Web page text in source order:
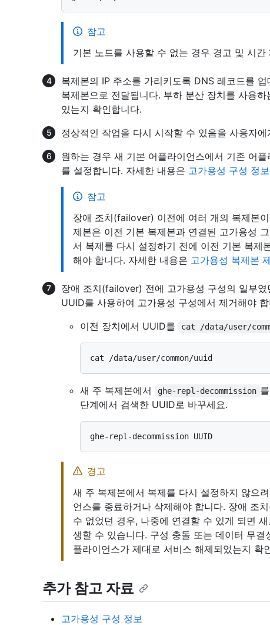
참고
기본 노드를 사용할 수 없는 경우 경고 및 시
복제본의 IP 주소를 가리키도록 DNS 레코드를
복제본으로 전달됩니다. 부하 분산 장치를 사용
있는지 확인합니다.
정상적인 작업을 다시 시작할 수 있음을 사용자에
원하는 경우 새 기본 어플라이언스에서 기존 어
를 설정합니다. 자세한 내용은 고가용성 구성 정보
참고
장애 조치(failover) 이전에 여러 개의 복제본
제본은 이전 기본 복제본과 연결된 고가용성
서 복제를 다시 설정하기 전에 이전 기본 복제
해야 합니다. 자세한 내용은 고가용성 복제본
장애 조치(failover) 전에 고가용성 구성의 일부
UUID를 사용하여 고가용성 구성에서 제거해야
이전 장치에서 UUID를
cat /data/user/
새 주 복제본에서 ghe-repl-decommission
단계에서 검색한 UUID로 바꾸세요.
경고
새 주 복제본에서 복제를 다시 설정하지 않으
언스를 종료하거나 삭제해야 합니다. 장애 조
수 없었던 경우, 나중에 연결할 수 있게 되면
생할 수 있습니다. 구성 충돌 또는 데이터 무
플라이언스가 제대로 서비스 해제되었는지 확
추가 참고 자료
고가용성 구성 정보